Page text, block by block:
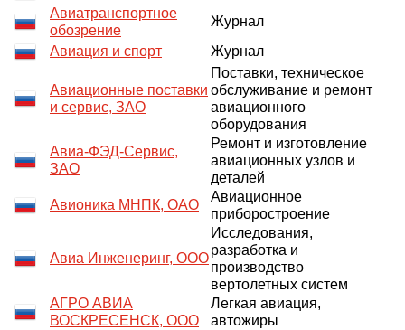
Авиатранспортное
обозрение
Журнал
Авиация и спорт
Журнал
Авиационные поставки
и сервис, ЗАО
Поставки, техническое
обслуживание и ремонт
авиационного
оборудования
Авиа-ФЭД-Сервис,
ЗАО
Ремонт и изготовление
авиационных узлов и
деталей
Авионика МНПК, ОАО
Авиационное
приборостроение
Авиа Инженеринг, ООО
Исследования,
разработка и
производство
вертолетных систем
АГРО АВИА
ВОСКРЕСЕНСК, ООО
Легкая авиация,
автожиры